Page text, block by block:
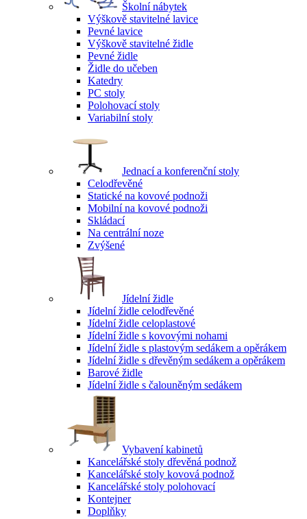
Školní nábytek
Výškově stavitelné lavice
Pevné lavice
Výškově stavitelné židle
Pevné židle
Židle do učeben
Katedry
PC stoly
Polohovací stoly
Variabilní stoly
Jednací a konferenční stoly
Celodřevěné
Statické na kovové podnoži
Mobilní na kovové podnoži
Skládací
Na centrální noze
Zvýšené
Jídelní židle
Jídelní židle celodřevěné
Jídelní židle celoplastové
Jídelní židle s kovovými nohami
Jídelní židle s plastovým sedákem a opěrákem
Jídelní židle s dřevěným sedákem a opěrákem
Barové židle
Jídelní židle s čalouněným sedákem
Vybavení kabinetů
Kancelářské stoly dřevěná podnož
Kancelářské stoly kovová podnož
Kancelářské stoly polohovací
Kontejner
Doplňky